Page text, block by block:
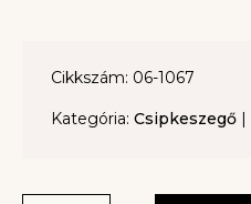
Cikkszám: 06-1067
Kategória: Csipkeszegő |